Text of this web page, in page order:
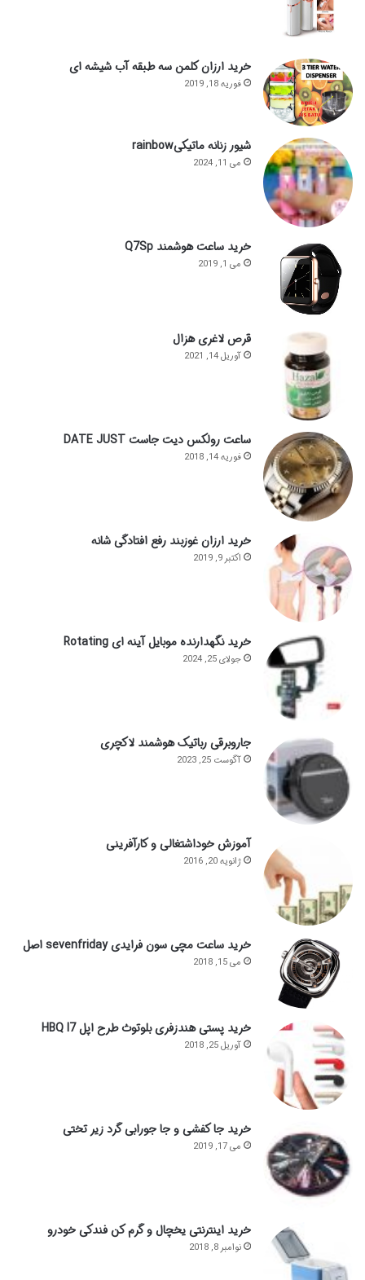
خرید ارزان کلمن سه طبقه آب شیشه ای
فوریه 18, 2019
شیور زنانه ماتیکیrainbow
می 11, 2024
خرید ساعت هوشمند Q7Sp
می 1, 2019
قرص لاغری هزال
آوریل 14, 2021
ساعت رولکس دیت جاست DATE JUST
فوریه 14, 2018
خرید ارزان غوزبند رفع افتادگی شانه
اکتبر 9, 2019
خرید نگهدارنده موبایل آینه ای Rotating
جولای 25, 2024
جاروبرقی رباتیک هوشمند لاکچری
آگوست 25, 2023
آموزش خوداشتغالی و کارآفرینی
ژانویه 20, 2016
خرید ساعت مچی سون فرایدی sevenfriday اصل
می 15, 2018
خرید پستی هندزفری بلوتوث طرح اپل HBQ I7
آوریل 25, 2018
خرید جا کفشی و جا جورابی گرد زیر تختی
می 17, 2019
خرید اینترنتی یخچال و گرم کن فندکی خودرو
نوامبر 8, 2018